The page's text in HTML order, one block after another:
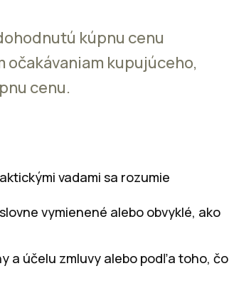
kúpnu cenu
kupujúceho,
cenu.
vadami sa rozumie
vymienené alebo obvyklé, ako
a účelu zmluvy alebo podľa toho, čo